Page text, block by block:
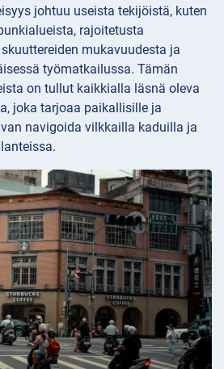
johtuu useista tekijöistä, kuten
rajoitetusta
mukavuudesta ja
työmatkailussa. Tämän
on tullut kaikkialla läsnä oleva
joka tarjoaa paikallisille ja
navigoida vilkkailla kaduilla ja